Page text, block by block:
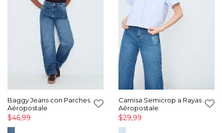
Baggy Jeans con Parches
Aéropostale
$46,99
Camisa Semicrop a Rayas
Aéropostale
$29,99